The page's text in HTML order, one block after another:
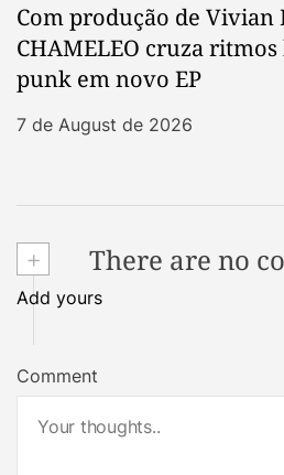
Com produção de Vivian
CHAMELEO cruza
punk em novo EP
7 de August de 2026
+ There are no
Add yours
Comment